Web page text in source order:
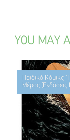
YOU MAY
Παιδικό Κόμικς
Μέρος